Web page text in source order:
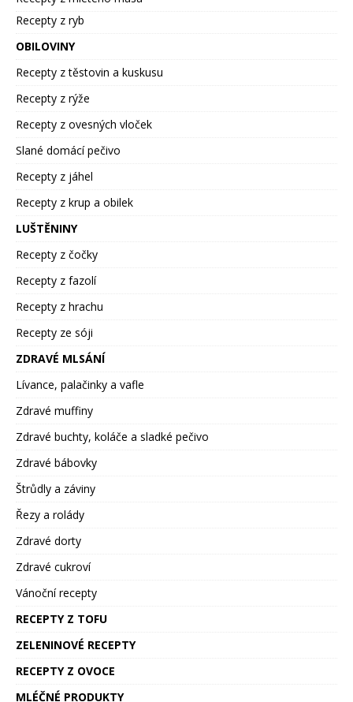
Recepty z ryb
OBILOVINY
Recepty z těstovin a kuskusu
Recepty z rýže
Recepty z ovesných vloček
Slané domácí pečivo
Recepty z jáhel
Recepty z krup a obilek
LUŠTĚNINY
Recepty z čočky
Recepty z fazolí
Recepty z hrachu
Recepty ze sóji
ZDRAVÉ MLSÁNÍ
Lívance, palačinky a vafle
Zdravé muffiny
Zdravé buchty, koláče a sladké pečivo
Zdravé bábovky
Štrůdly a záviny
Řezy a rolády
Zdravé dorty
Zdravé cukroví
Vánoční recepty
RECEPTY Z TOFU
ZELENINOVÉ RECEPTY
RECEPTY Z OVOCE
MLÉČNÉ PRODUKTY